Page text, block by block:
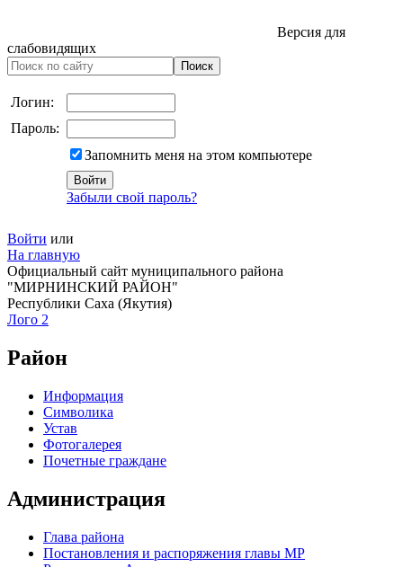
Версия для
слабовидящих
Логин:
Пароль:
Запомнить меня на этом компьютере
Забыли свой пароль?
Войти или
На главную
Официальный сайт муниципального района
"МИРНИНСКИЙ РАЙОН"
Республики Саха (Якутия)
Лого 2
Район
Информация
Символика
Устав
Фотогалерея
Почетные граждане
Администрация
Глава района
Постановления и распоряжения главы МР